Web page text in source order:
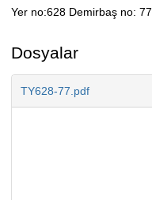
Açıklama
Yer no:628 Demirbaş no: 77
Dosyalar
TY628-77.pdf